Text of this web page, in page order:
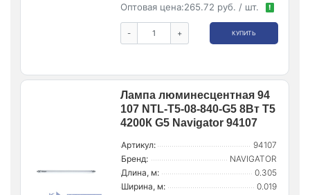
Оптовая цена:265.72 руб. / шт. !
- + КУПИТЬ
Лампа люминесцентная 94
107 NTL-T5-08-840-G5 8Вт T5
4200К G5 Navigator 94107
Артикул:
94107
Бренд:
NAVIGATOR
Длина, м:
0.305
Ширина, м:
0.019